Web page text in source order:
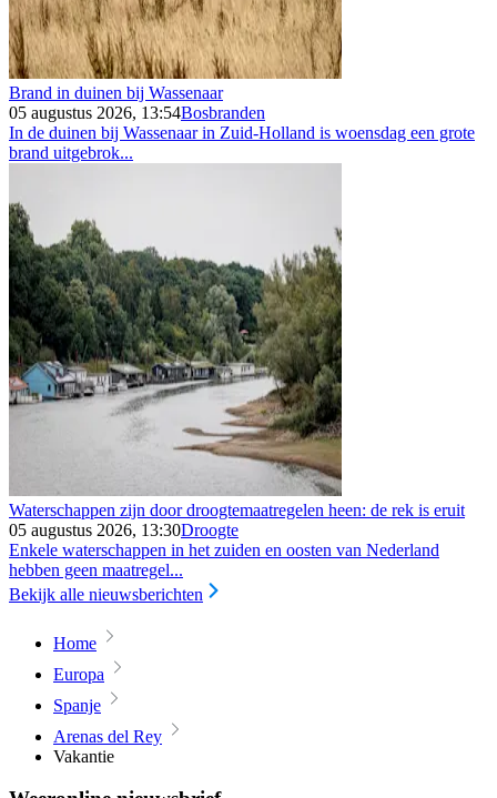
Brand in duinen bij Wassenaar
05 augustus 2026, 13:54Bosbranden
In de duinen bij Wassenaar in Zuid-Holland is woensdag een grote
brand uitgebrok...
Waterschappen zijn door droogtemaatregelen heen: de rek is eruit
05 augustus 2026, 13:30Droogte
Enkele waterschappen in het zuiden en oosten van Nederland
hebben geen maatregel...
Bekijk alle nieuwsberichten
Home
Europa
Spanje
Arenas del Rey
Vakantie